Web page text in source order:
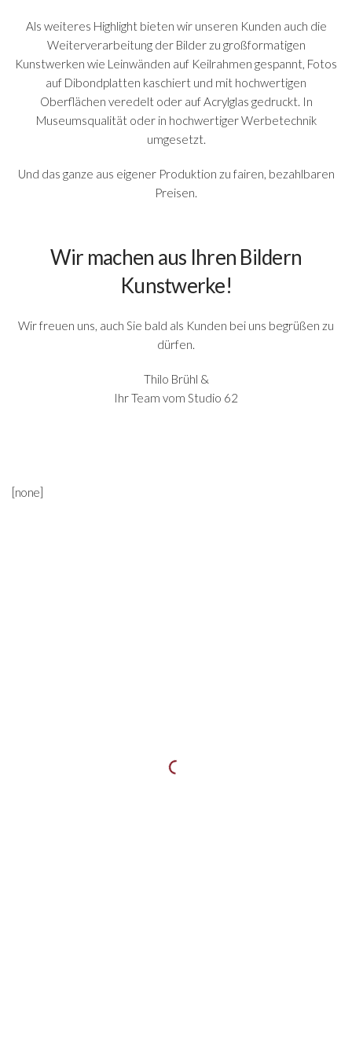
Als weiteres Highlight bieten wir unseren Kunden auch die
Weiterverarbeitung der Bilder zu großformatigen
Kunstwerken wie Leinwänden auf Keilrahmen gespannt, Fotos
auf Dibondplatten kaschiert und mit hochwertigen
Oberflächen veredelt oder auf Acrylglas gedruckt. In
Museumsqualität oder in hochwertiger Werbetechnik
umgesetzt.
Und das ganze aus eigener Produktion zu fairen, bezahlbaren
Preisen.
Wir machen aus Ihren Bildern
Kunstwerke!
Wir freuen uns, auch Sie bald als Kunden bei uns begrüßen zu
dürfen.
Thilo Brühl &
Ihr Team vom Studio 62
[none]